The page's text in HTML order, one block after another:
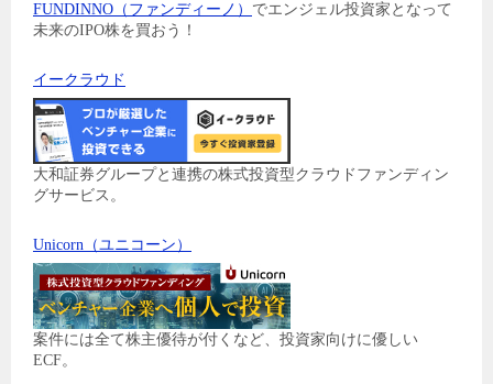
FUNDINNO（ファンディーノ） でエンジェル投資家となって
未来のIPO株を買おう！
イークラウド
大和証券グループと連携の株式投資型クラウドファンディン
グサービス。
Unicorn（ユニコーン）
案件には全て株主優待が付くなど、投資家向けに優しい
ECF。